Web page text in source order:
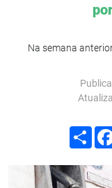
Na semana